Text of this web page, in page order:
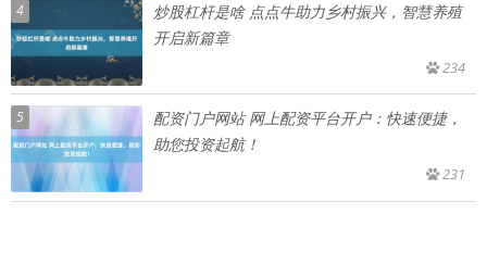
4
炒股杠杆是啥 点点牛助力乡村振兴，智慧养殖
开启新篇章
234
5
配资门户网站 网上配资平台开户：快速便捷，
助您投资起航！
231